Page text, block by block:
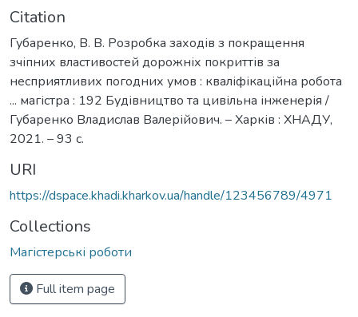
Citation
Губаренко, В. В. Розробка заходів з покращення
зчіпних властивостей дорожніх покриттів за
несприятливих погодних умов : кваліфікаційна робота
... магістра : 192 Будівництво та цивільна інженерія /
Губаренко Владислав Валерійович. – Харків : ХНАДУ,
2021. – 93 с.
URI
https://dspace.khadi.kharkov.ua/handle/123456789/4971
Collections
Магістерські роботи
Full item page